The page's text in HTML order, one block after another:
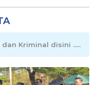
Kriminal disini .....